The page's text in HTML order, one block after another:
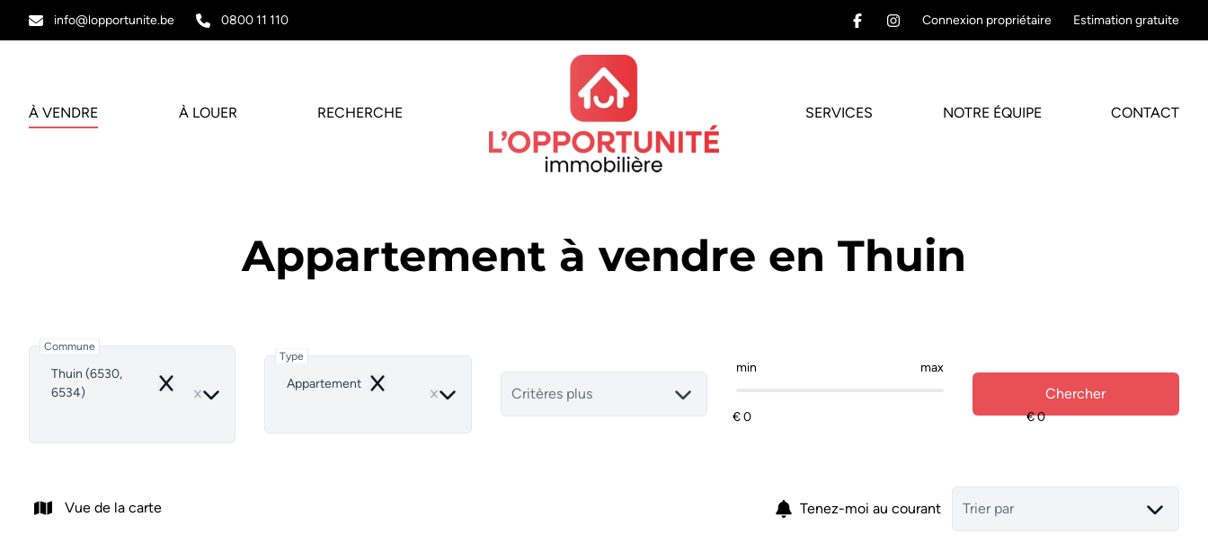
info@lopportunite.be 0800 11 110 Connexion propriétaire Estimation gratuite
À VENDRE À LOUER RECHERCHE SERVICES NOTRE ÉQUIPE CONTACT
Appartement à vendre en Thuin
Commune
Thuin (6530,
6534)
Remove
Type
Appartement
Remove Critères plus
min max
Chercher
Vue de la carte Tenez-moi au courant Trier par